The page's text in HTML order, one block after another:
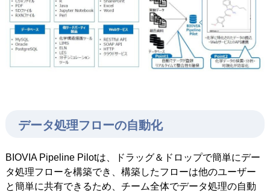
データ処理フローの自動化
BIOVIA Pipeline Pilotは、ドラッグ＆ドロップで簡単にデー
タ処理フローを構築でき、構築したフローは他のユーザー
と簡単に共有できるため、チーム全体でデータ処理の自動